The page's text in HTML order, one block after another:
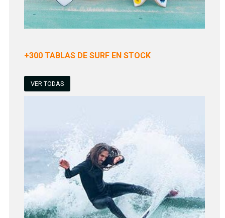
+300 TABLAS DE SURF EN STOCK
VER TODAS